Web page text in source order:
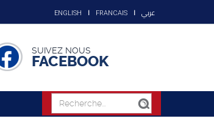
ENGLISH FRANCAIS عربي
SUIVEZ NOUS
FACEBOOK